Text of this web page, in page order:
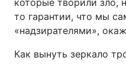
которые творили зло,
то гарантии, что мы
«надзирателями»,
Как вынуть зеркало